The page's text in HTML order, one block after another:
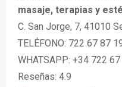
masaje, terapias y
C. San Jorge, 7, 41010
TELÉFONO: 722 67 87
WHATSAPP: +34 722
Reseñas: 4.9